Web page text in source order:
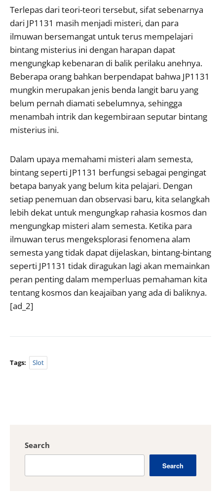
Terlepas dari teori-teori tersebut, sifat sebenarnya
dari JP1131 masih menjadi misteri, dan para
ilmuwan bersemangat untuk terus mempelajari
bintang misterius ini dengan harapan dapat
mengungkap kebenaran di balik perilaku anehnya.
Beberapa orang bahkan berpendapat bahwa JP1131
mungkin merupakan jenis benda langit baru yang
belum pernah diamati sebelumnya, sehingga
menambah intrik dan kegembiraan seputar bintang
misterius ini.
Dalam upaya memahami misteri alam semesta,
bintang seperti JP1131 berfungsi sebagai pengingat
betapa banyak yang belum kita pelajari. Dengan
setiap penemuan dan observasi baru, kita selangkah
lebih dekat untuk mengungkap rahasia kosmos dan
mengungkap misteri alam semesta. Ketika para
ilmuwan terus mengeksplorasi fenomena alam
semesta yang tidak dapat dijelaskan, bintang-bintang
seperti JP1131 tidak diragukan lagi akan memainkan
peran penting dalam memperluas pemahaman kita
tentang kosmos dan keajaiban yang ada di baliknya.
[ad_2]
Tags: Slot
Search
Search